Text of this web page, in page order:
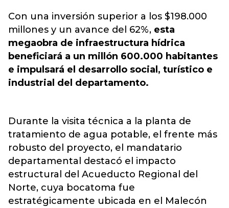
Con una inversión superior a los $198.000
millones y un avance del 62%, esta
megaobra de infraestructura hídrica
beneficiará a un millón 600.000 habitantes
e impulsará el desarrollo social, turístico e
industrial del departamento.
Durante la visita técnica a la planta de
tratamiento de agua potable, el frente más
robusto del proyecto, el mandatario
departamental destacó el impacto
estructural del Acueducto Regional del
Norte, cuya bocatoma fue
estratégicamente ubicada en el Malecón